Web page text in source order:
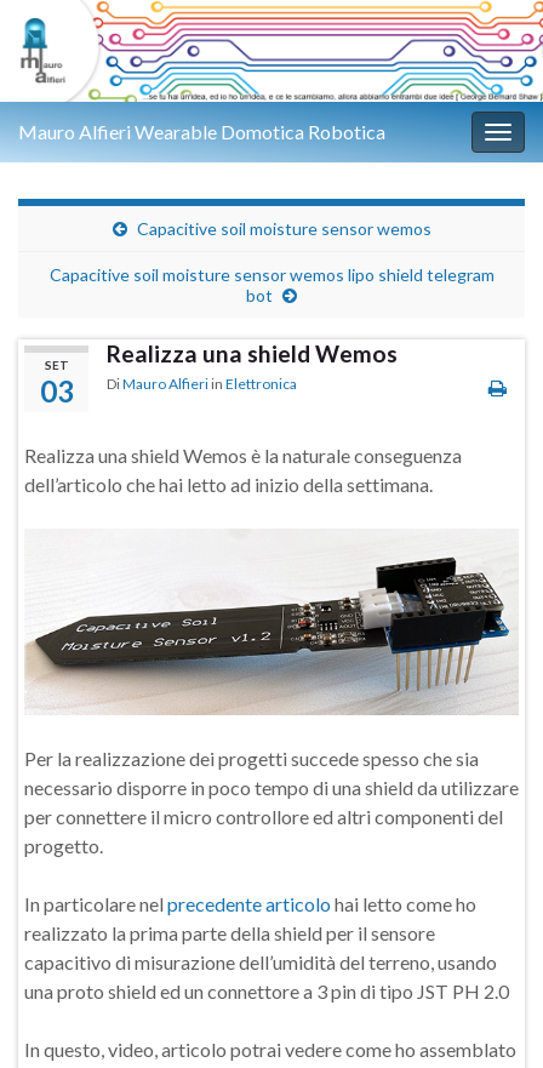
Mauro Alfieri Wearable Domotica Robotica
Capacitive soil moisture sensor wemos
Capacitive soil moisture sensor wemos lipo shield telegram
bot
SET
03
Realizza una shield Wemos
DiMauro Alfieri in Elettronica
Realizza una shield Wemos è la naturale conseguenza
dell’articolo che hai letto ad inizio della settimana.
Per la realizzazione dei progetti succede spesso che sia
necessario disporre in poco tempo di una shield da utilizzare
per connettere il micro controllore ed altri componenti del
progetto.
In particolare nel precedente articolo hai letto come ho
realizzato la prima parte della shield per il sensore
capacitivo di misurazione dell’umidità del terreno, usando
una proto shield ed un connettore a 3 pin di tipo JST PH 2.0
In questo, video, articolo potrai vedere come ho assemblato